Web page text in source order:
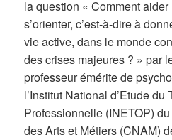
la question « Comment
s’orienter, c’est-à-dire à
vie active, dans le monde
des crises majeures ? » par
professeur émérite de
l’Institut National d’Etude du
Professionnelle (INETOP)
des Arts et Métiers (CNAM)